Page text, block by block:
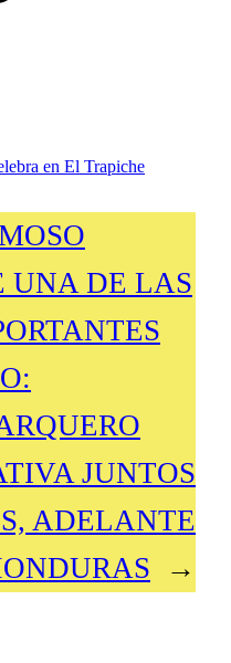
en El Trapiche
UNA DE LAS
JUNTOS
ADELANTE
→